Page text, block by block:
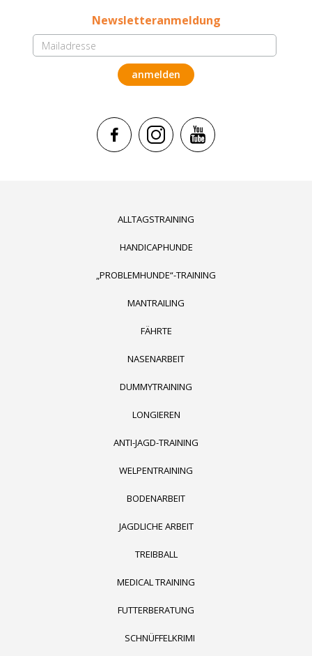
Newsletteranmeldung
ALLTAGSTRAINING
HANDICAPHUNDE
„PROBLEMHUNDE“-TRAINING
MANTRAILING
FÄHRTE
NASENARBEIT
DUMMYTRAINING
LONGIEREN
ANTI-JAGD-TRAINING
WELPENTRAINING
BODENARBEIT
JAGDLICHE ARBEIT
TREIBBALL
MEDICAL TRAINING
FUTTERBERATUNG
SCHNÜFFELKRIMI